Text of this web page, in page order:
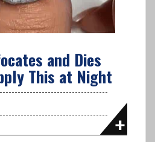
and Dies
This at Night